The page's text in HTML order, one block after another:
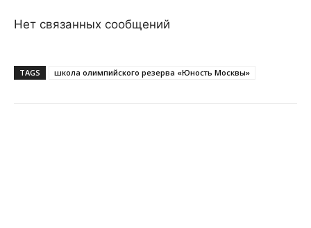
Нет связанных сообщений
TAGS школа олимпийского резерва «Юность Москвы»